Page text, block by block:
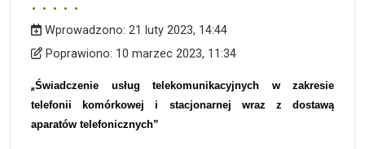
Wprowadzono
Wprowadzono: 21 luty 2023, 14:44
Poprawiono
Poprawiono: 10 marzec 2023, 11:34
„Świadczenie usług telekomunikacyjnych w zakresie
telefonii komórkowej i stacjonarnej wraz z dostawą
aparatów telefonicznych”